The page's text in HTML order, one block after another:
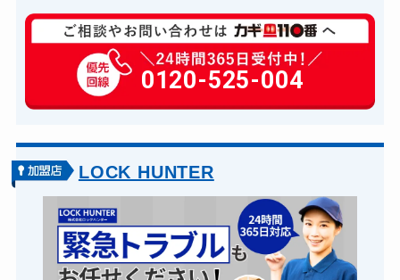
玄関カギ修理 6,600円～(税込)
玄関カギ作成 14,300円～(税込)
玄関カギ交換 14,300円～(税込)
バイクカギ開け
バイクカギ作成 16,500円～(税込)
スーツケースカギ開け 8,800円～(税込)
スーツケースカギ作成 8,800円～(税込)
0120-525-004
LOCK HUNTER